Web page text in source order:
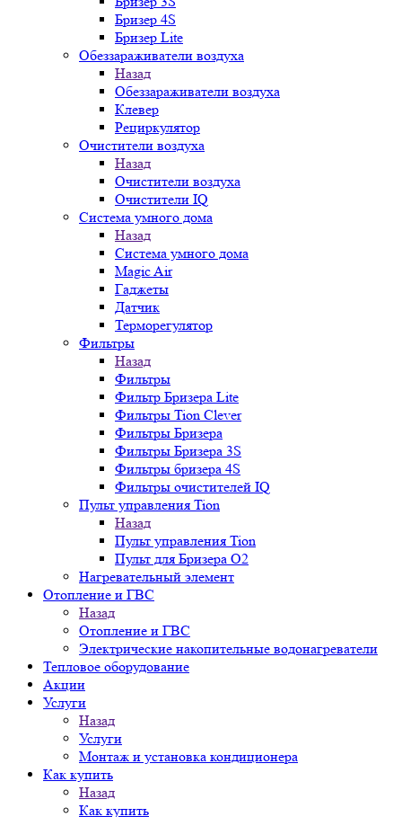
Бризер 4S
Бризер Lite
Обеззараживатели воздуха
Назад
Обеззараживатели воздуха
Клевер
Рециркулятор
Очистители воздуха
Назад
Очистители воздуха
Очистители IQ
Система умного дома
Назад
Система умного дома
Magic Air
Гаджеты
Датчик
Терморегулятор
Фильтры
Назад
Фильтры
Фильтр Бризера Lite
Фильтры Tion Clever
Фильтры Бризера
Фильтры Бризера 3S
Фильтры бризера 4S
Фильтры очистителей IQ
Пульт управления Tion
Назад
Пульт управления Tion
Пульт для Бризера O2
Нагревательный элемент
Отопление и ГВС
Назад
Отопление и ГВС
Электрические накопительные водонагреватели
Тепловое оборудование
Акции
Услуги
Назад
Услуги
Монтаж и установка кондиционера
Как купить
Назад
Как купить